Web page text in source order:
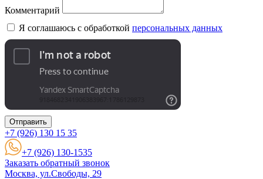
Комментарий
Я соглашаюсь с обработкой персональных данных
Отправить
+7 (926) 130 15 35
+7 (926) 130-1535
Заказать обратный звонок
Москва, ул.Свободы, 29